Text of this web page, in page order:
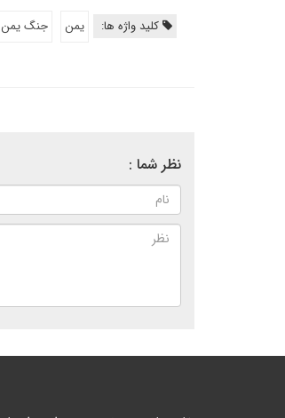
کلید واژه ها: یمن جنگ یمن
نظر شما :